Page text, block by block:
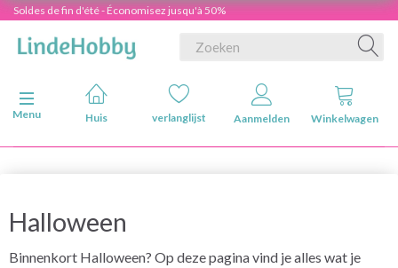
Soldes de fin d'été - Économisez jusqu'à 50%
Navigatie in-/uitschakelen
Menu
Huis verlanglijst Aanmelden Winkelwagen
Halloween
Binnenkort Halloween? Op deze pagina vind je alles wat je